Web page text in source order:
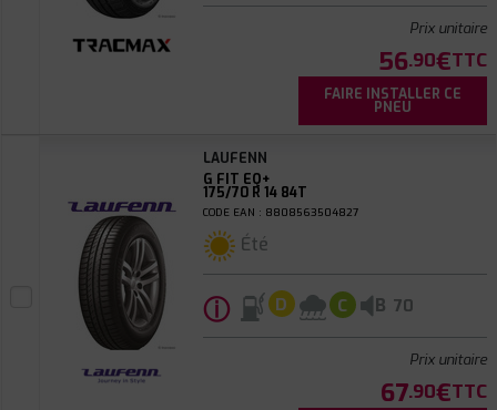
Prix unitaire
56.90€TTC
FAIRE INSTALLER CE
PNEU
LAUFENN
G FIT EQ+
175/70 R 14 84T
CODE EAN : 8808563504827
Été
ⓘ D C B 70
Prix unitaire
67.90€TTC